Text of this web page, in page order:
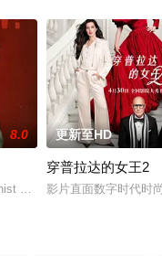
8.0
Sam Reinh
更新至HD
穿普拉达的女王2
影片直面数字时代时